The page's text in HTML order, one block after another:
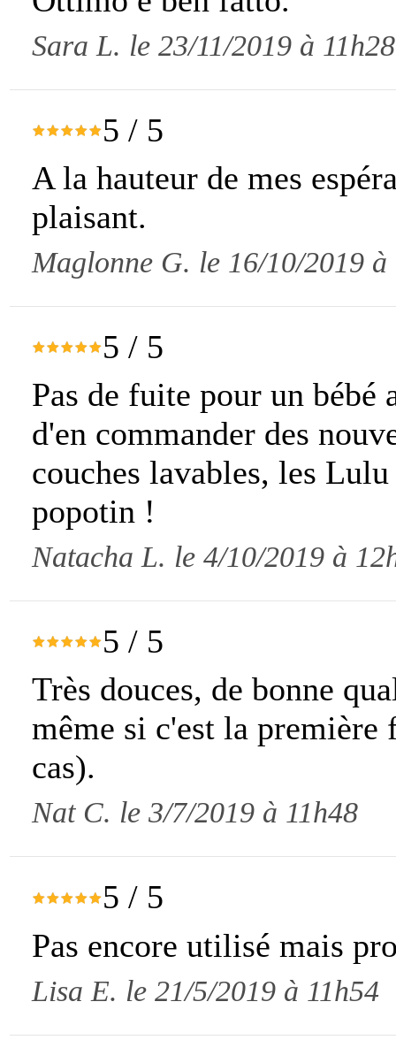
Sara L. le 23/11/2019 à 11h28
5 / 5
A la hauteur de mes
plaisant.
Maglonne G. le 16/10/2019 à
5 / 5
Pas de fuite pour un
d'en commander des
couches lavables, les
popotin !
Natacha L. le 4/10/2019 à
5 / 5
Très douces, de bonne
même si c'est la
cas).
Nat C. le 3/7/2019 à 11h48
5 / 5
Pas encore utilisé mais
Lisa E. le 21/5/2019 à 11h54